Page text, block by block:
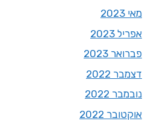
מאי 2023
אפריל 2023
פברואר 2023
דצמבר 2022
נובמבר 2022
אוקטובר 2022